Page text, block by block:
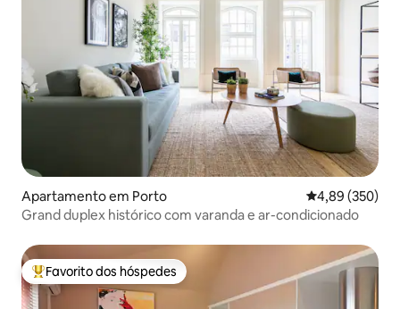
Apartamento em Porto Classificação
4,89 (350)
Grand duplex histórico com varanda e ar-condicionado
Favoritos dos hóspedes mais apreciados
Favorito dos hóspedes